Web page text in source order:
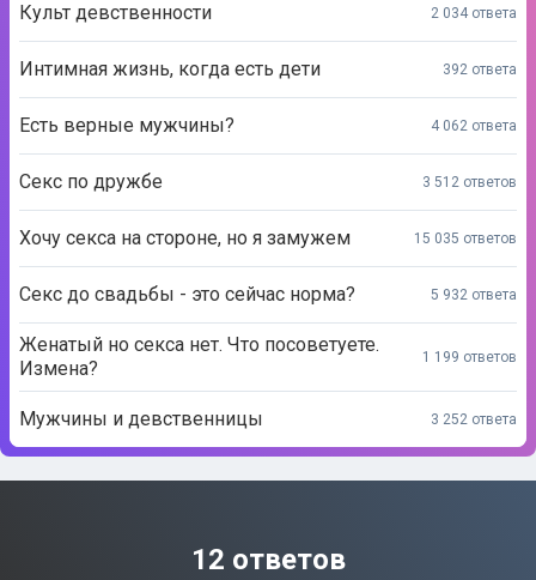
Культ девственности 2 034 ответа
Интимная жизнь, когда есть дети 392 ответа
Есть верные мужчины? 4 062 ответа
Секс по дружбе 3 512 ответов
Хочу секса на стороне, но я замужем 15 035 ответов
Секс до свадьбы - это сейчас норма? 5 932 ответа
Женатый но секса нет. Что посоветуете.
Измена?
1 199 ответов
Мужчины и девственницы 3 252 ответа
12 ответов